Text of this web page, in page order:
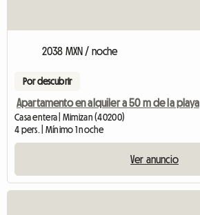
2038 MXN / noche
Por descubrir
Apartamento en alquiler a 50 m de la playa
Casa entera | Mimizan (40200)
4 pers. | Mínimo 1 noche
Ver anuncio